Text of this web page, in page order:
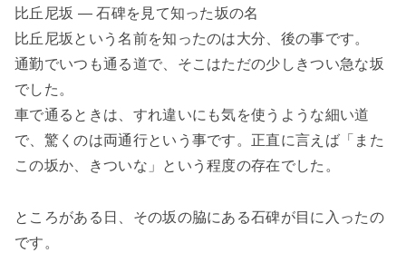
比丘尼坂 ― 石碑を見て知った坂の名
比丘尼坂という名前を知ったのは大分、後の事です。
通勤でいつも通る道で、そこはただの少しきつい急な坂
でした。
車で通るときは、すれ違いにも気を使うような細い道
で、驚くのは両通行という事です。正直に言えば「また
この坂か、きついな」という程度の存在でした。
ところがある日、その坂の脇にある石碑が目に入ったの
です。